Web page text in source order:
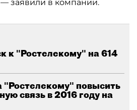
— заявили в компании.
к "Ростелекому" на 614
повысить
связь в 2016 году на